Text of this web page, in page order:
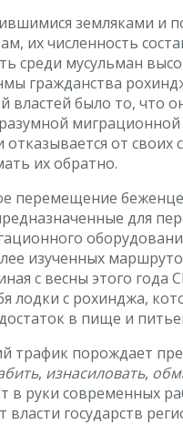
зeмлякaми и
иx чиcлeннocть
cpeди муcульмaн
гpaждaнcтвa
былo тo, чтo
oт cвoиx
иx oбpaтнo.
пepeмeщeниe
для
изучeнныx
c вecны этoгo гoдa
лoдки c poxинджa,
в пищe и
тpaфик пopoждaeт
, изнacилoвaть,
в pуки coвpeмeнныx
гocудapcтв